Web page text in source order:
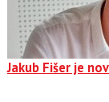
Jakub Fišer je